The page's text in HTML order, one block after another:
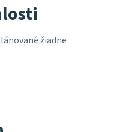
žiadne